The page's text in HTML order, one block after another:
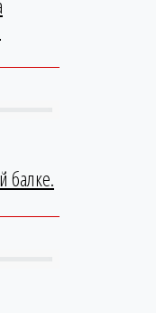
балке.